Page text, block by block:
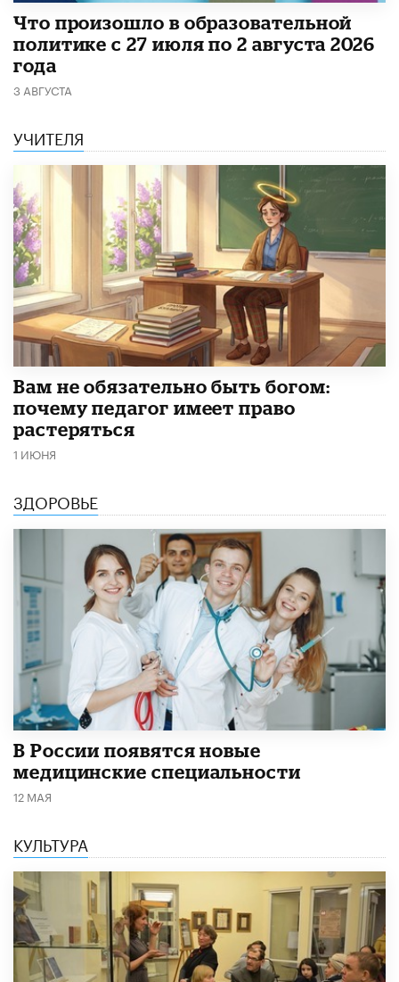
​Что произошло в образовательной
политике с 27 июля по 2 августа 2026
года
3 АВГУСТА
УЧИТЕЛЯ
​Вам не обязательно быть богом:
почему педагог имеет право
растеряться
1 ИЮНЯ
ЗДОРОВЬЕ
В России появятся новые
медицинские специальности
12 МАЯ
КУЛЬТУРА